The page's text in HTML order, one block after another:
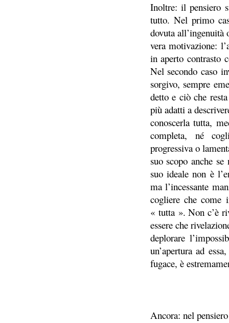
Inoltre: il pensiero
tutto. Nel primo
dovuta all’ingenuità
vera motivazione:
in aperto contrasto
Nel secondo caso
sorgivo, sempre
detto e ciò che
piùadatti a
conoscerla tutta,
completa, né
progressiva o
suo scopo anche
suo ideale non è
ma l’incessante
cogliere che come
« tutta ». Non c’è
essere che
deplorare
un’apertura ad
fugace, è
Ancora: nel